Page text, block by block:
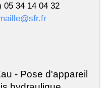
05 34 14 04 32
- Pose d'appareil